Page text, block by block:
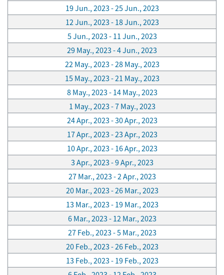
19 Jun., 2023 - 25 Jun., 2023
12 Jun., 2023 - 18 Jun., 2023
5 Jun., 2023 - 11 Jun., 2023
29 May., 2023 - 4 Jun., 2023
22 May., 2023 - 28 May., 2023
15 May., 2023 - 21 May., 2023
8 May., 2023 - 14 May., 2023
1 May., 2023 - 7 May., 2023
24 Apr., 2023 - 30 Apr., 2023
17 Apr., 2023 - 23 Apr., 2023
10 Apr., 2023 - 16 Apr., 2023
3 Apr., 2023 - 9 Apr., 2023
27 Mar., 2023 - 2 Apr., 2023
20 Mar., 2023 - 26 Mar., 2023
13 Mar., 2023 - 19 Mar., 2023
6 Mar., 2023 - 12 Mar., 2023
27 Feb., 2023 - 5 Mar., 2023
20 Feb., 2023 - 26 Feb., 2023
13 Feb., 2023 - 19 Feb., 2023